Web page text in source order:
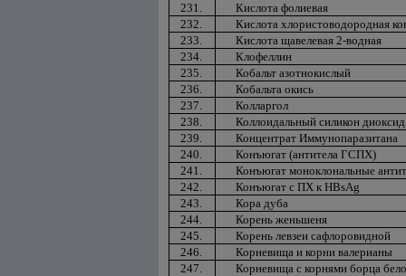
231.
Кислота фолиевая
232.
Кислота хлористоводородная
233.
Кислота щавелевая 2-водная
234.
Клофеллин
235.
Кобальт азотнокислый
236.
Кобальта окись
237.
Колларгол
238.
Коллоидальный силикон диоксид
239.
Концентрат Иммунопаразитана
240.
Конъюгат (антитела ГСПХ)
241.
Конъюгат моноклональные
242.
Конъюгат с ПХ к HBsAg
243.
Кора дуба
244.
Корень женьшеня
245.
Корень левзеи сафлоровидной
246.
Корневища и корни валерианы
247.
Корневища с корнями борца